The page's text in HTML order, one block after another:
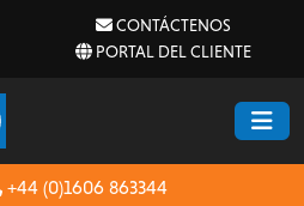
CONTÁCTENOS
PORTAL DEL CLIENTE
+44 (0)1606 863344